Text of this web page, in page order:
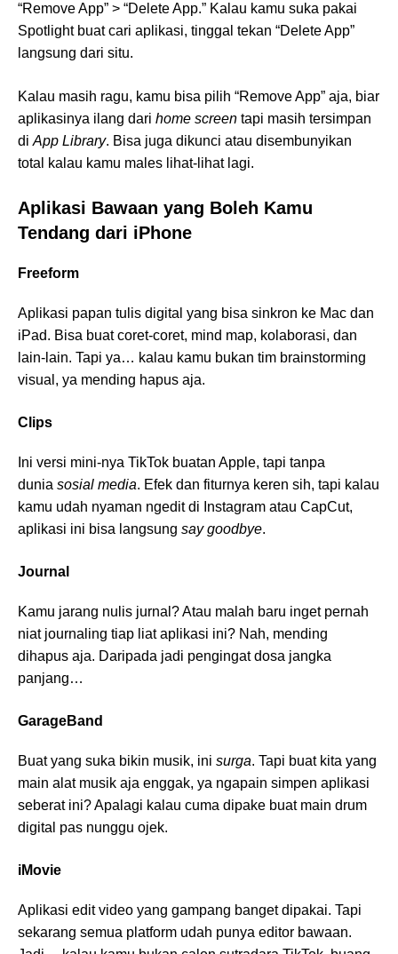
“Remove App” > “Delete App.” Kalau kamu suka pakai
Spotlight buat cari aplikasi, tinggal tekan “Delete App”
langsung dari situ.
Kalau masih ragu, kamu bisa pilih “Remove App” aja, biar
aplikasinya ilang dari home screen tapi masih tersimpan
diApp Library. Bisa juga dikunci atau disembunyikan
total kalau kamu males lihat-lihat lagi.
Aplikasi Bawaan yang Boleh Kamu
Tendang dari iPhone
Freeform
Aplikasi papan tulis digital yang bisa sinkron ke Mac dan
iPad. Bisa buat coret-coret, mind map, kolaborasi, dan
lain-lain. Tapi ya… kalau kamu bukan tim brainstorming
visual, ya mending hapus aja.
Clips
Ini versi mini-nya TikTok buatan Apple, tapi tanpa
dunia sosial media. Efek dan fiturnya keren sih, tapi kalau
kamu udah nyaman ngedit di Instagram atau CapCut,
aplikasi ini bisa langsung say goodbye.
Journal
Kamu jarang nulis jurnal? Atau malah baru inget pernah
niat journaling tiap liat aplikasi ini? Nah, mending
dihapus aja. Daripada jadi pengingat dosa jangka
panjang…
GarageBand
Buat yang suka bikin musik, ini surga. Tapi buat kita yang
main alat musik aja enggak, ya ngapain simpen aplikasi
seberat ini? Apalagi kalau cuma dipake buat main drum
digital pas nunggu ojek.
iMovie
Aplikasi edit video yang gampang banget dipakai. Tapi
sekarang semua platform udah punya editor bawaan.